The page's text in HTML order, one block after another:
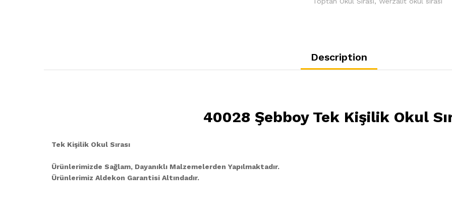
Description
40028 Şebboy Tek Kişilik Okul
Tek Kişilik Okul Sırası
Ürünlerimizde Sağlam, Dayanıklı Malzemelerden Yapılmaktadır.
Ürünlerimiz Aldekon Garantisi Altındadır.